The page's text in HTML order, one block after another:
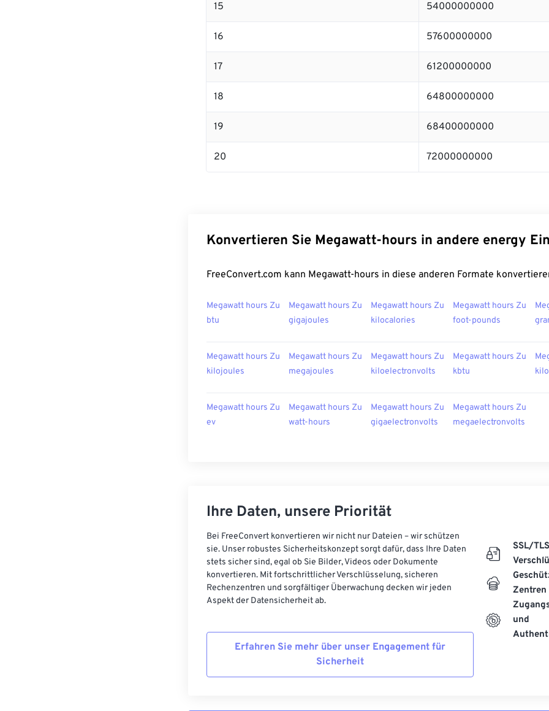
15 54000000000
16 57600000000
17 61200000000
18 64800000000
19 68400000000
20 72000000000
Konvertieren Sie Megawatt-hours in andere energy
FreeConvert.com kann Megawatt-hours in diese anderen Formate
Megawatt hours Zu
btu
Megawatt hours Zu
gigajoules
Megawatt hours Zu
kilocalories
Megawatt hours Zu
foot-pounds
Megawatt hours Zu
kilojoules
Megawatt hours Zu
megajoules
Megawatt hours Zu
kiloelectronvolts
Megawatt hours Zu
kbtu
Megawatt hours Zu
ev
Megawatt hours Zu
watt-hours
Megawatt hours Zu
gigaelectronvolts
Megawatt hours Zu
megaelectronvolts
Ihre Daten, unsere Priorität
Bei FreeConvert konvertieren wir nicht nur Dateien – wir schützen
sie. Unser robustes Sicherheitskonzept sorgt dafür, dass Ihre Daten
stets sicher sind, egal ob Sie Bilder, Videos oder Dokumente
konvertieren. Mit fortschrittlicher Verschlüsselung, sicheren
Rechenzentren und sorgfältiger Überwachung decken wir jeden
Aspekt der Datensicherheit ab.
Erfahren Sie mehr über unser Engagement für
Sicherheit
SSL/TLS
Zentren
und